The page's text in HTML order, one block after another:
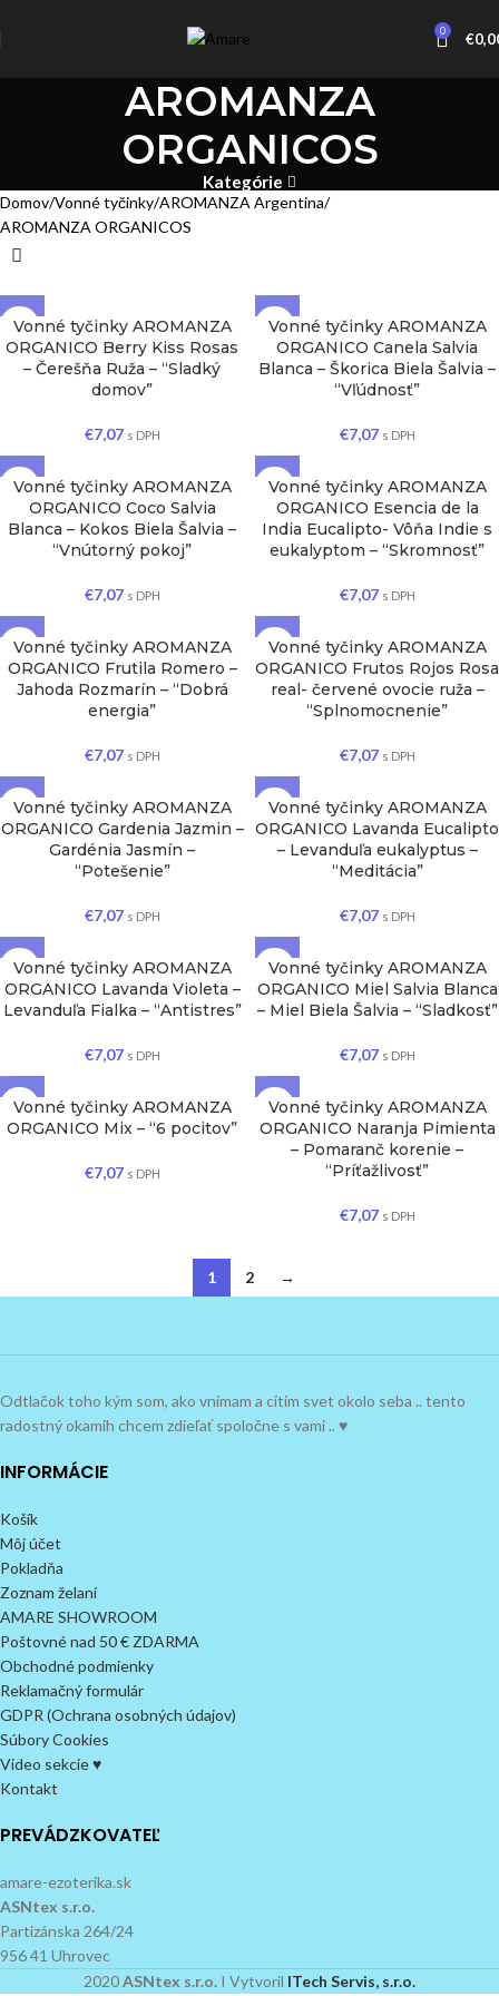
0 €
AROMANZA
ORGANICOS
Kategórie
Domov Vonné tyčinky AROMANZA Argentina
AROMANZA ORGANICOS
Vonné tyčinky AROMANZA
ORGANICO Berry Kiss Rosas
– Čerešňa Ruža – “Sladký
domov”
€7,07 s DPH
Vonné tyčinky AROMANZA
ORGANICO Canela Salvia
Blanca – Škorica Biela Šalvia –
“Vľúdnosť”
€7,07 s DPH
Vonné tyčinky AROMANZA
ORGANICO Coco Salvia
Blanca – Kokos Biela Šalvia –
“Vnútorný pokoj”
€7,07 s DPH
Vonné tyčinky AROMANZA
ORGANICO Esencia de la
India Eucalipto- Vôňa Indie s
eukalyptom – “Skromnosť”
€7,07 s DPH
Vonné tyčinky AROMANZA
ORGANICO Frutila Romero –
Jahoda Rozmarín – “Dobrá
energia”
€7,07 s DPH
Vonné tyčinky AROMANZA
ORGANICO Frutos Rojos Rosa
real- červené ovocie ruža –
“Splnomocnenie”
€7,07 s DPH
Vonné tyčinky AROMANZA
ORGANICO Gardenia Jazmin –
Gardénia Jasmín –
“Potešenie”
€7,07 s DPH
Vonné tyčinky AROMANZA
ORGANICO Lavanda Eucalipto
– Levanduľa eukalyptus –
“Meditácia”
€7,07 s DPH
Vonné tyčinky AROMANZA
ORGANICO Lavanda Violeta –
Levanduľa Fialka – “Antistres”
€7,07 s DPH
Vonné tyčinky AROMANZA
ORGANICO Miel Salvia Blanca
– Miel Biela Šalvia – “Sladkosť”
€7,07 s DPH
Vonné tyčinky AROMANZA
ORGANICO Mix – “6 pocitov”
€7,07 s DPH
Vonné tyčinky AROMANZA
ORGANICO Naranja Pimienta
– Pomaranč korenie –
“Príťažlivosť”
€7,07 s DPH
1 2 →
Odtlačok toho kým som, ako vnímam a cítim svet okolo seba .. tento
radostný okamih chcem zdieľať spoločne s vami .. ♥
INFORMÁCIE
Košík
Môj účet
Pokladňa
Zoznam želaní
AMARE SHOWROOM
Poštovné nad 50 € ZDARMA
Obchodné podmienky
Reklamačný formulár
GDPR (Ochrana osobných údajov)
Súbory Cookies
Video sekcie ♥
Kontakt
PREVÁDZKOVATEĽ
amare-ezoterika.sk
ASNtex s.r.o.
Partizánska 264/24
956 41 Uhrovec
2020ASNtex s.r.o. I Vytvoril ITech Servis, s.r.o.